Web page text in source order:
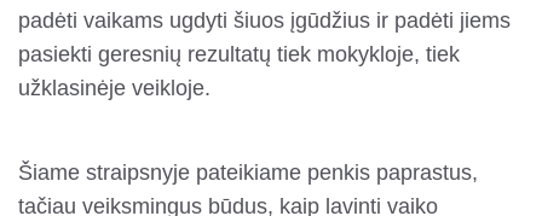
padėti vaikams ugdyti šiuos įgūdžius ir padėti jiems
pasiekti geresnių rezultatų tiek mokykloje, tiek
užklasinėje veikloje.
Šiame straipsnyje pateikiame penkis paprastus,
tačiau veiksmingus būdus, kaip lavinti vaiko